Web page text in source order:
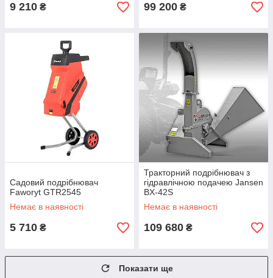
9 210 ₴ 99 200 ₴
Садовий подрібнювач
Faworyt GTR2545
Немає в наявності
5 710 ₴
Тракторний подрібнювач з
гідравлічною подачею Jansen
BX-42S
Немає в наявності
109 680 ₴
Показати ще